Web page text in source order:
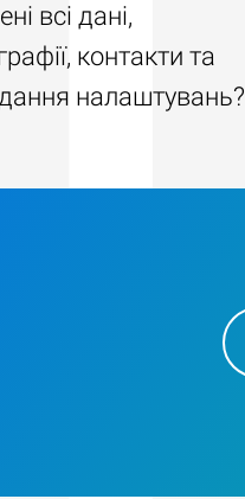
всі дані,
контакти та
налаштувань?